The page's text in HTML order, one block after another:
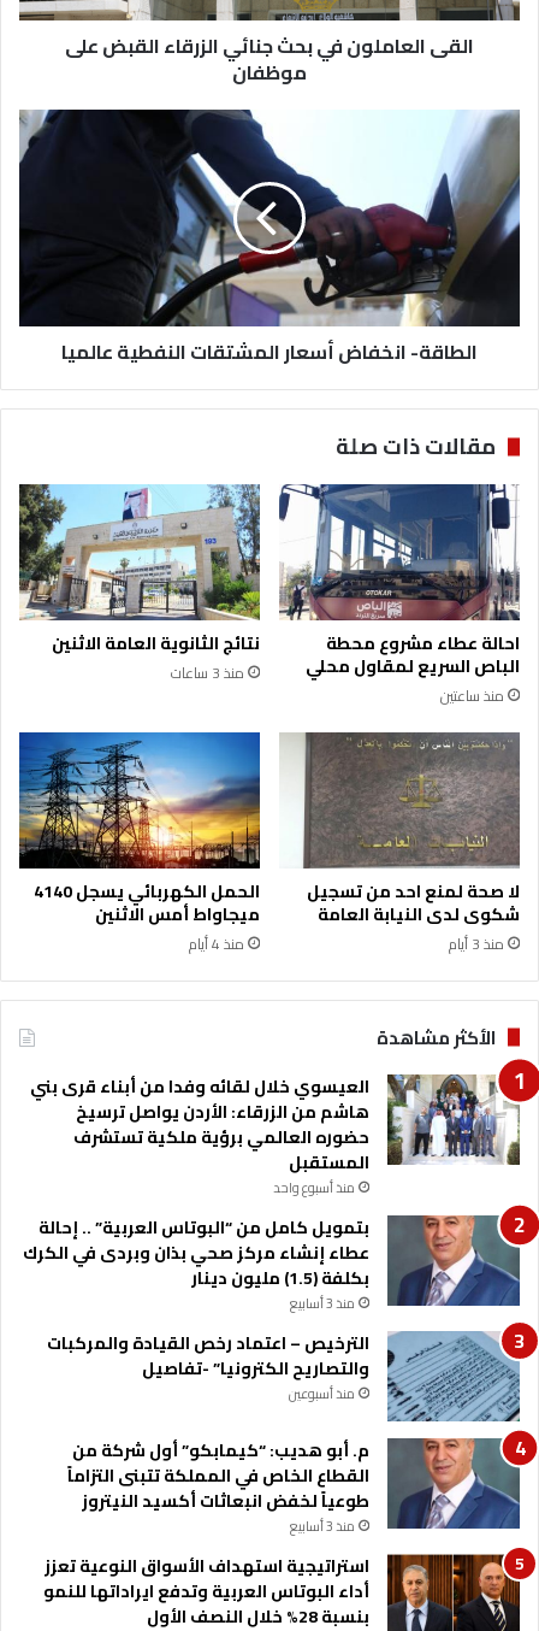
موظفان
القى العاملون في بحث جنائي الزرقاء القبض على
موظفان
الطاقة-
انخفاض
أسعار
المشتقات
النفطية
عالميا
الطاقة- انخفاض أسعار المشتقات النفطية عالميا
مقالات ذات صلة
احالة عطاء مشروع محطة
الباص السريع لمقاول محلي
منذ ساعتين
نتائج الثانوية العامة الاثنين
منذ 3 ساعات
لا صحة لمنع احد من تسجيل
شكوى لدى النيابة العامة
منذ 3 أيام
الحمل الكهربائي يسجل 4140
ميجاواط أمس الاثنين
منذ 4 أيام
الأكثر مشاهدة
العيسوي خلال لقائه وفدا من أبناء قرى بني
هاشم من الزرقاء: الأردن يواصل ترسيخ
حضوره العالمي برؤية ملكية تستشرف
المستقبل
منذ أسبوع واحد
بتمويل كامل من “البوتاس العربية” .. إحالة
عطاء إنشاء مركز صحي بذان وبردى في الكرك
بكلفة (1.5) مليون دينار
منذ 3 أسابيع
الترخيص – اعتماد رخص القيادة والمركبات
والتصاريح الكترونيا” -تفاصيل
منذ أسبوعين
م. أبو هديب: “كيمابكو” أول شركة من
القطاع الخاص في المملكة تتبنى التزاماً
طوعياً لخفض انبعاثات أكسيد النيتروز
منذ 3 أسابيع
استراتيجية استهداف الأسواق النوعية تعزز
أداء البوتاس العربية وتدفع ايراداتها للنمو
بنسبة 28% خلال النصف الأول